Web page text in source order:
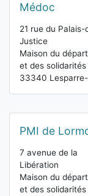
Médoc
21 rue du Palais-
Justice
Maison du
et des solidarités
33340
PMI de
7 avenue de la
Libération
Maison du
et des solidarités